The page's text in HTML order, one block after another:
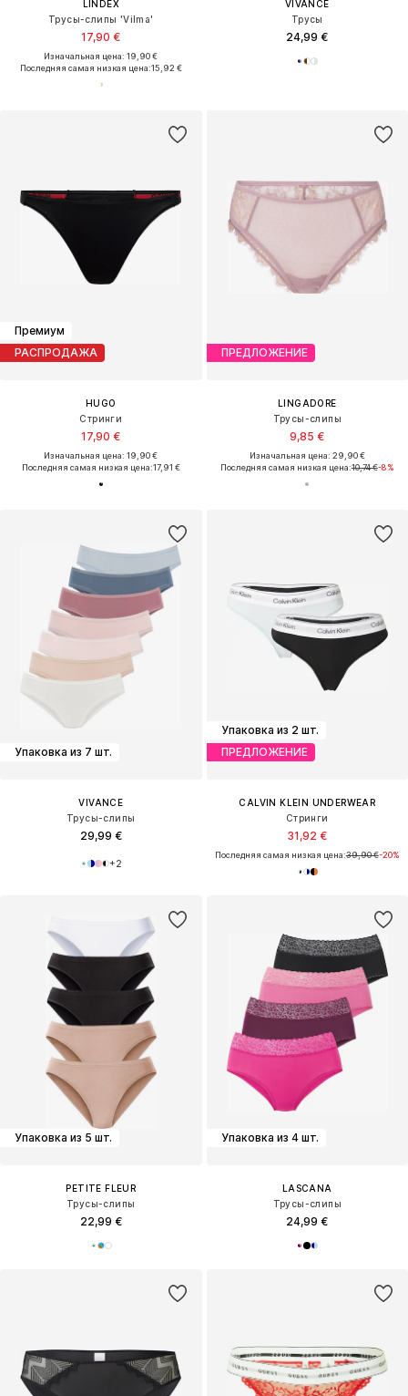
LINDEX
Трусы-слипы 'Vilma'
17,90 €
Изначальная цена: 19,90 €
Последняя самая низкая цена:15,92 €
VIVANCE
Трусы
24,99 €
Премиум
РАСПРОДАЖА
HUGO
Стринги
17,90 €
Изначальная цена: 19,90 €
Последняя самая низкая цена:17,91 €
ПРЕДЛОЖЕНИЕ
LINGADORE
Трусы-слипы
9,85 €
Изначальная цена: 29,90 €
Последняя самая низкая цена:10,74 €-8%
Упаковка из 7 шт.
VIVANCE
Трусы-слипы
29,99 €
+2
Упаковка из 2 шт.
ПРЕДЛОЖЕНИЕ
CALVIN KLEIN UNDERWEAR
Стринги
31,92 €
Последняя самая низкая цена:39,90 €-20%
Упаковка из 5 шт.
PETITE FLEUR
Трусы-слипы
22,99 €
Упаковка из 4 шт.
LASCANA
Трусы-слипы
24,99 €